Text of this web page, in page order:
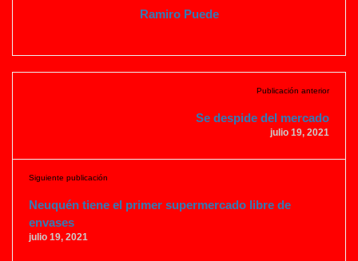
Ramiro Puede
Publicación anterior
Se despide del mercado
julio 19, 2021
Siguiente publicación
Neuquén tiene el primer supermercado libre de
envases
julio 19, 2021